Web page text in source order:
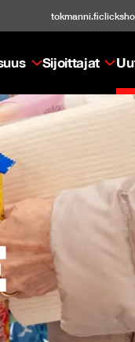
tokmanni.fi
Sijoittajat